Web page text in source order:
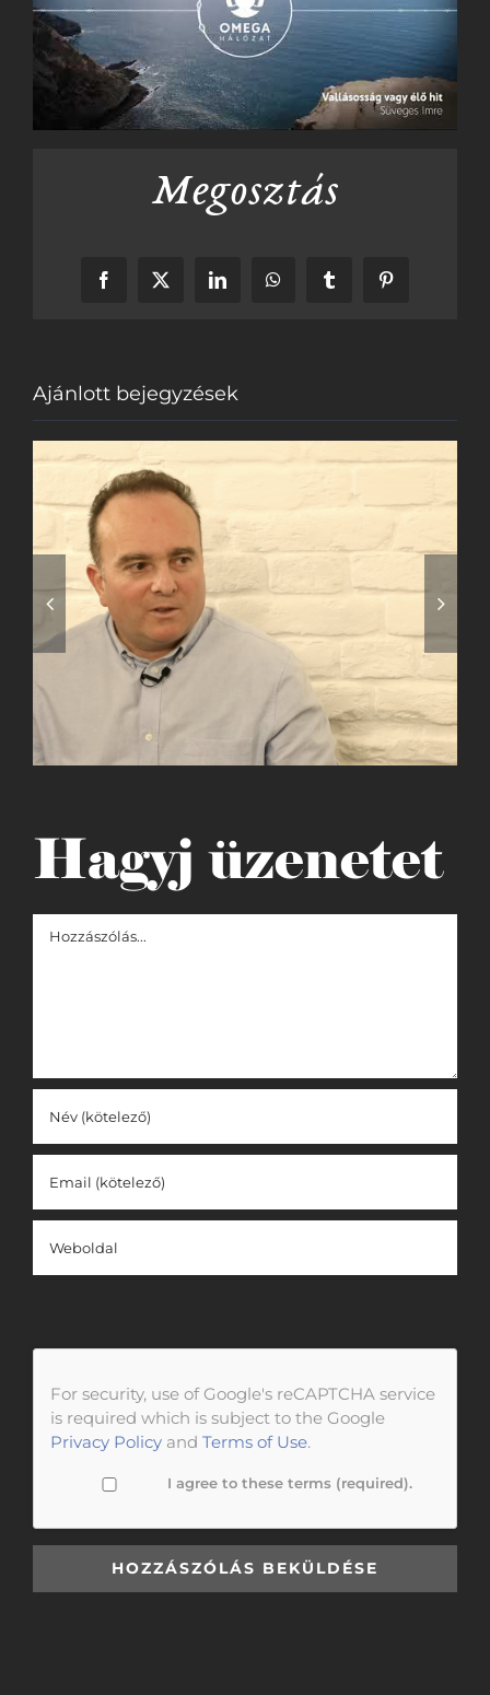
Megosztás
Facebook
X LinkedInWhatsAppTumblr Pinterest
Ajánlott bejegyzések
3% esély a túlélésre
– Van remény?
Hagyj üzenetet
For security, use of Google's reCAPTCHA service
is required which is subject to the Google
Privacy Policy and Terms of Use.
I agree to these terms (required).